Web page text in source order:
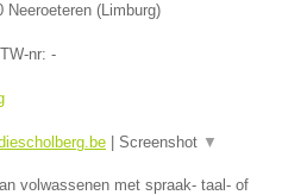
Neeroeteren (Limburg)
nr: -
Screenshot ▼
volwassenen met spraak- taal- of